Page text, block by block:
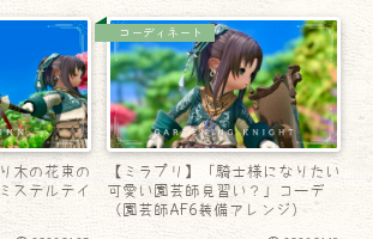
木の花束の
ステルテイ
コーディネート
【ミラプリ】「騎士様になりたい
可愛い園芸師見習い？」コーデ
（園芸師AF6装備アレンジ）